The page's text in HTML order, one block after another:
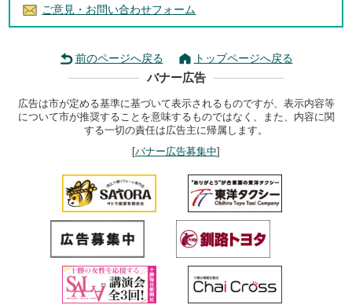
ご意見・お問い合わせフォーム
前のページへ戻る トップページへ戻る
バナー広告
広告は市が定める基準に基づいて表示されるものですが、表示内容等
について市が推奨することを意味するものではなく、また、内容に関
する一切の責任は広告主に帰属します。
[バナー広告募集中]